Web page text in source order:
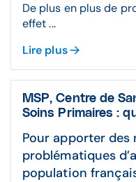
De plus en plus de
effet ...
Lire plus
MSP, Centre de
Soins Primaires :
Pour apporter des
problématiques
population